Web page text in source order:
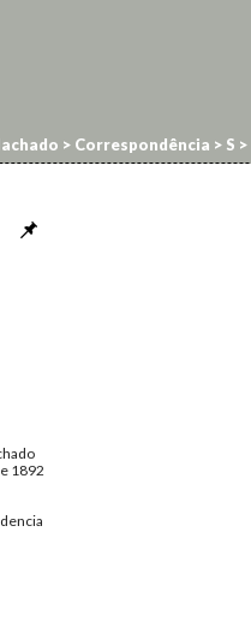
> Correspondência > S >
1892